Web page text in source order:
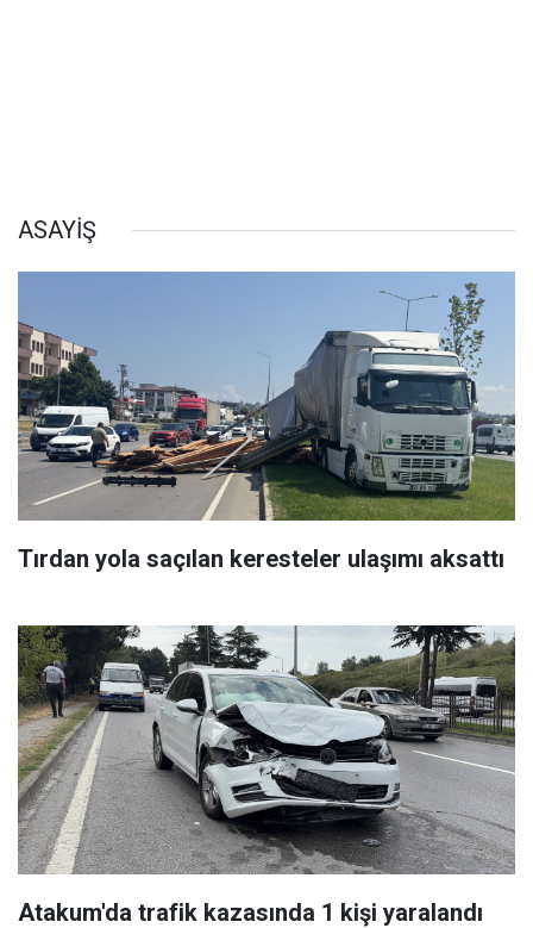
ASAYİŞ
Tırdan yola saçılan keresteler ulaşımı aksattı
Atakum'da trafik kazasında 1 kişi yaralandı